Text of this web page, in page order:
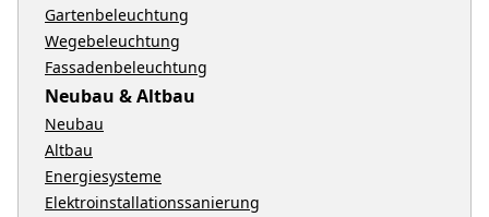
Gartenbeleuchtung
Wegebeleuchtung
Fassadenbeleuchtung
Neubau & Altbau
Neubau
Altbau
Energiesysteme
Elektroinstallationssanierung